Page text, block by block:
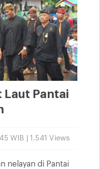
Laut Pantai
WIB | 1.541 Views
nelayan di Pantai